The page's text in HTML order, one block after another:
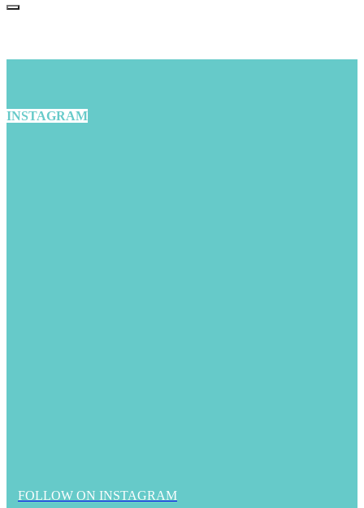
INSTAGRAM
FOLLOW ON INSTAGRAM